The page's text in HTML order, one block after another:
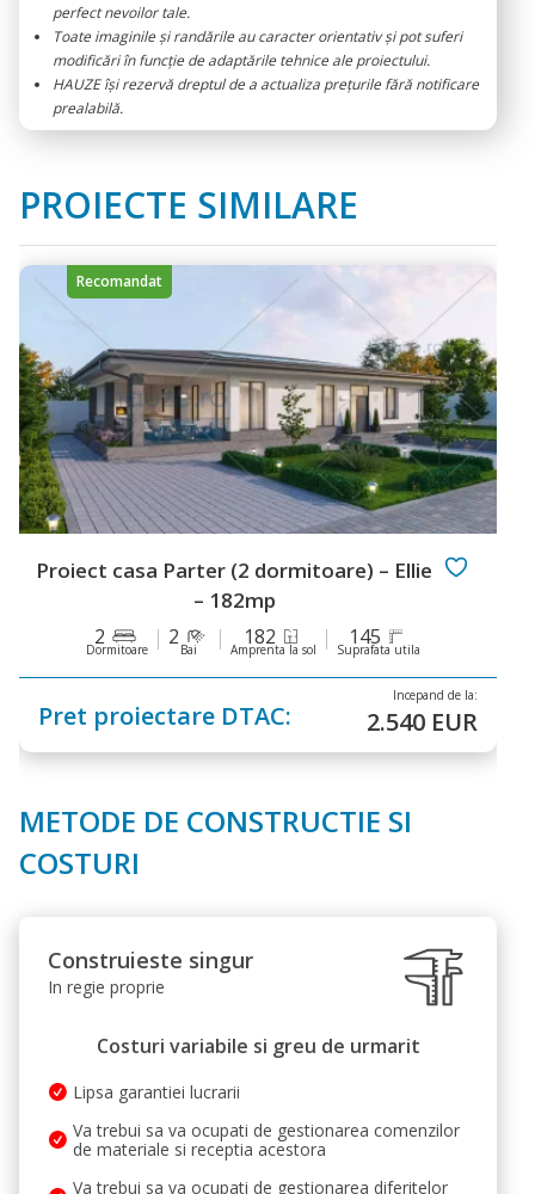
perfect nevoilor tale.
Toate imaginile și randările au caracter orientativ și pot suferi
modificări în funcție de adaptările tehnice ale proiectului.
HAUZE își rezervă dreptul de a actualiza prețurile fără notificare
prealabilă.
PROIECTE SIMILARE
Proiect casa Parter (2 dormitoare) – Ellie
– 182mp
2
Dormitoare
2
Bai
182
Amprenta la sol
145
Suprafata utila
Pret proiectare DTAC:
Incepand de la:
2.540 EUR
Recomandat
METODE DE CONSTRUCTIE SI
COSTURI
Construieste singur
In regie proprie
Costuri variabile si greu de urmarit
Lipsa garantiei lucrarii
Va trebui sa va ocupati de gestionarea comenzilor
de materiale si receptia acestora
Va trebui sa va ocupati de gestionarea diferitelor